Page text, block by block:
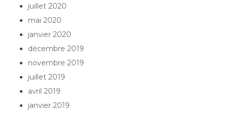
juillet 2020
mai 2020
janvier 2020
décembre 2019
novembre 2019
juillet 2019
avril 2019
janvier 2019